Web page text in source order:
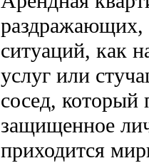
раздражающих,
ситуаций, как
услуг или
сосед, который
защищенное
приходится